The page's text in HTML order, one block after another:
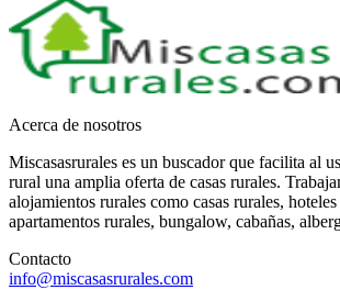
Acerca de nosotros
Miscasasrurales es un buscador que facilita al
rural una amplia oferta de casas rurales.
alojamientos rurales como casas rurales, hoteles
apartamentos rurales, bungalow, cabañas,
Contacto
info@miscasasrurales.com